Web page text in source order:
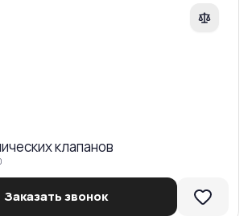
клапанов
Заказать звонок